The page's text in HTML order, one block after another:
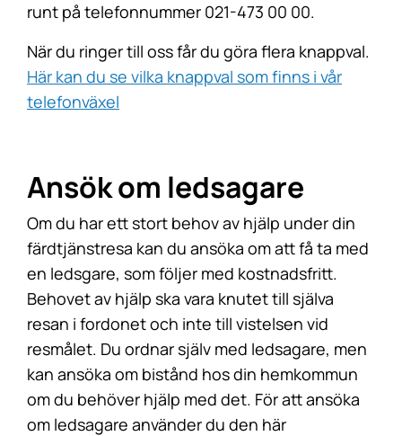
runt på telefonnummer 021-473 00 00.
När du ringer till oss får du göra flera knappval.
Här kan du se vilka knappval som finns i vår
telefonväxel
Ansök om ledsagare
Om du har ett stort behov av hjälp under din
färdtjänstresa kan du ansöka om att få ta med
en ledsgare, som följer med kostnadsfritt.
Behovet av hjälp ska vara knutet till själva
resan i fordonet och inte till vistelsen vid
resmålet. Du ordnar själv med ledsagare, men
kan ansöka om bistånd hos din hemkommun
om du behöver hjälp med det. För att ansöka
om ledsagare använder du den här